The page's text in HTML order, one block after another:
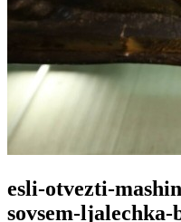
esli-otvezti-
sovsem-